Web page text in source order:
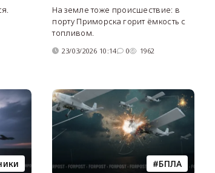
На земле тоже происшествие: в
порту Приморска горит ёмкость с
топливом.
23/03/2026 10:14 0 1962
БПЛА